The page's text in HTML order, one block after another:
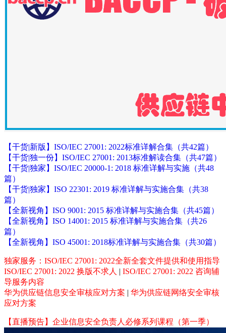
【干货|新版】ISO/IEC 27001: 2022标准详解合集（共42篇）
【干货|独一份】ISO/IEC 27001: 2013标准解读合集（共47篇）
【干货|独家】ISO/IEC 20000-1: 2018 标准详解与实施（共48
篇）
【干货|独家】ISO 22301: 2019 标准详解与实施合集（共38
篇）
【全新视角】ISO 9001: 2015 标准详解与实施合集（共45篇）
【全新视角】ISO 14001: 2015 标准详解与实施合集（共26
篇）
【全新视角】ISO 45001: 2018标准详解与实施合集（共30篇）
独家服务：ISO/IEC 27001: 2022全新全套文件提供和使用指导
ISO/IEC 27001: 2022 换版不求人 | ISO/IEC 27001: 2022 咨询辅
导服务内容
华为供应链信息安全审核应对方案 | 华为供应链网络安全审核
应对方案
【直播预告】企业信息安全负责人必修系列课程（第一季）